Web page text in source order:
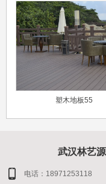
塑木地板55
武汉林艺
电话：18971253118